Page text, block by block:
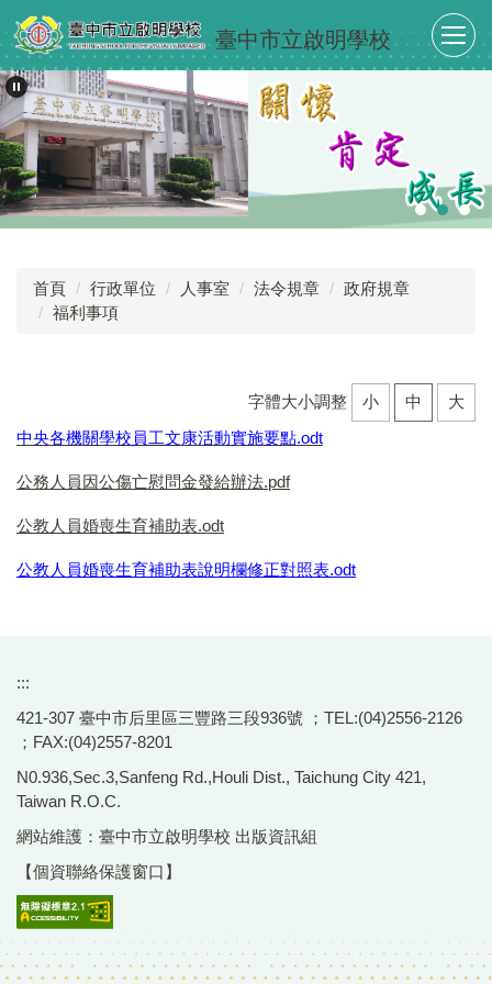
跳
到
主
要
內
容
區
臺中市立啟明學校
首頁 行政單位 人事室 法令規章
政府規章
福利事項
字體大小調整 小 中
大
中央各機關學校員工文康活動實施要點.odt
公務人員因公傷亡慰問金發給辦法.pdf
公教人員婚喪生育補助表.odt
公教人員婚喪生育補助表說明欄修正對照表.odt
:::
421-307 臺中市后里區三豐路三段936號 ；TEL:(04)2556-2126
；FAX:(04)2557-8201
N0.936,Sec.3,Sanfeng Rd.,Houli Dist., Taichung City 421,
Taiwan R.O.C.
網站維護：臺中市立啟明學校 出版資訊組
【個資聯絡保護窗口】